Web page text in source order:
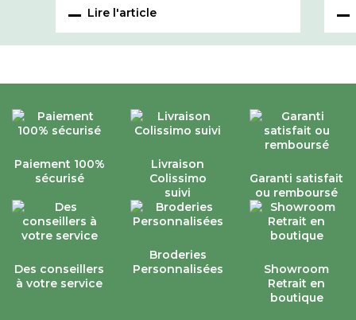
Lire l'article
Paiement 100%
sécurisé
Livraison
Colissimo
suivi
Garanti satisfait
ou remboursé
Des conseillers
à votre service
Broderies
Personnalisées
Showroom
Retrait en
boutique